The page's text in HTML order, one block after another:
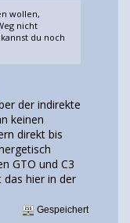
wollen,
nicht
du noch
der indirekte
keinen
direkt bis
GTO und C3
hier in der
Gespeichert